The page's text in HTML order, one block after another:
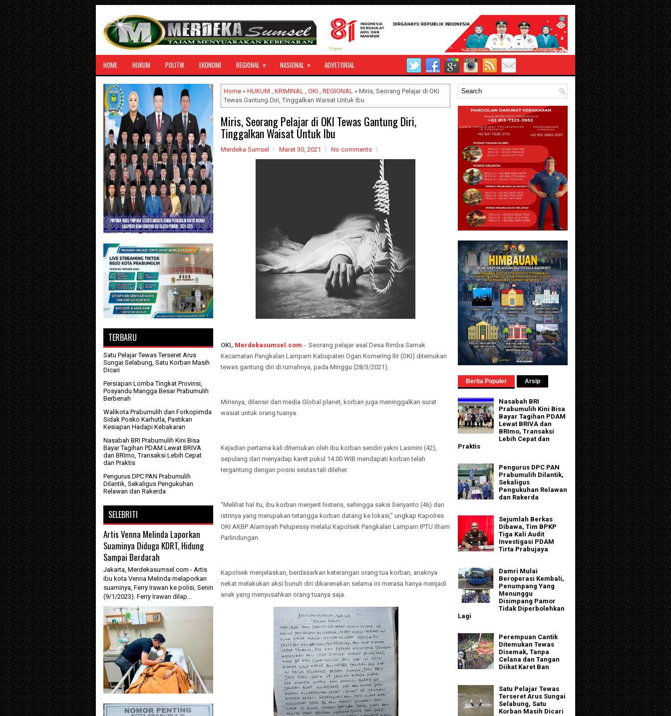
HOME HUKUM POLITIK EKONOMI REGIONAL » NASIONAL » ADVETORIAL
Home » HUKUM , KRIMINAL , OKI , REGIONAL » Miris, Seorang Pelajar di OKI
Tewas Gantung Diri, Tinggalkan Waisat Untuk Ibu
Miris, Seorang Pelajar di OKI Tewas Gantung Diri,
Tinggalkan Waisat Untuk Ibu
Merdeka Sumsel Maret 30, 2021 No comments
OKI, Merdekasumsel.com - Seorang pelajar asal Desa Rimba Samak
Kecamatan Pangkalan Lampam Kabupaten Ogan Komering Ilir (OKI) ditemukan
tewas gantung diri di rumahnya, pada Minggu (28/3/2021).
Mirisnya, dilansir dari media Global planet, korban juga meninggalkan surat
wasiat untuk orang tuanya.
Kejadian pertama kali ditemukan oleh ibu korban sendiri yakni Lasmini (42),
sepulang dari menyadap karet pukul 14.00 WIB mendapati korban telah
tergantung dengan posisi seutas tali dileher.
"Melihat hal itu, ibu korban menjerit histeris, sehingga saksi Seriyanto (46) dan
istrinya yang merupakan tetangga korban datang ke lokasi," ungkap Kapolres
OKI AKBP Alamsyah Pelupessy melalui Kapolsek Pangkalan Lampam IPTU Ilham
Parlindungan.
Kapolsek menjelaskan, berdasarkan keterangan orang tua korban, anaknya
nekat melakukan aksi bunuh diri dikarenakan selama ini merasa hanya menjadi
anak yang menyusahkan orang tuanya saja.
TERBARU
Satu Pelajar Tewas Terseret Arus
Sungai Selabung, Satu Korban Masih
Dicari
Persiapan Lomba Tingkat Provinsi,
Posyandu Mangga Besar Prabumulih
Berbenah
Walikota Prabumulih dan Forkopimda
Sidak Posko Karhutla, Pastikan
Kesiapan Hadapi Kebakaran
Nasabah BRI Prabumulih Kini Bisa
Bayar Tagihan PDAM Lewat BRIVA
dan BRImo, Transaksi Lebih Cepat
dan Praktis
Pengurus DPC PAN Prabumulih
Dilantik, Sekaligus Pengukuhan
Relawan dan Rakerda
SELEBRITI
Artis Venna Melinda Laporkan
Suaminya Diduga KDRT, Hidung
Sampai Berdarah
Jakarta, Merdekasumsel.com - Artis
ibu kota Venna Melinda melaporkan
suaminya, Ferry Irawan ke polisi, Senin
(9/1/2023). Ferry Irawan dilap...
Berita Populer Arsip
Nasabah BRI
Prabumulih Kini Bisa
Bayar Tagihan PDAM
Lewat BRIVA dan
BRImo, Transaksi
Lebih Cepat dan
Praktis
Pengurus DPC PAN
Prabumulih Dilantik,
Sekaligus
Pengukuhan Relawan
dan Rakerda
Sejumlah Berkas
Dibawa, Tim BPKP
Tiga Kali Audit
Investigasi PDAM
Tirta Prabujaya
Damri Mulai
Beroperasi Kembali,
Penumpang Yang
Menunggu
Disimpang Pamor
Tidak Diperbolehkan
Lagi
Perempuan Cantik
Ditemukan Tewas
Disemak, Tanpa
Celana dan Tangan
Diikat Karet Ban
Satu Pelajar Tewas
Terseret Arus Sungai
Selabung, Satu
Korban Masih Dicari